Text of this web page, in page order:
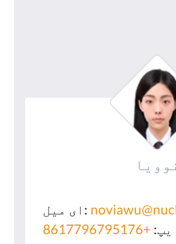
نوویا
ای میل:
+8617796795176